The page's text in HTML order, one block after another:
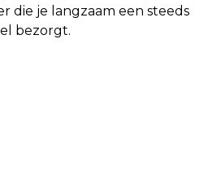
die je langzaam een steeds
bezorgt.